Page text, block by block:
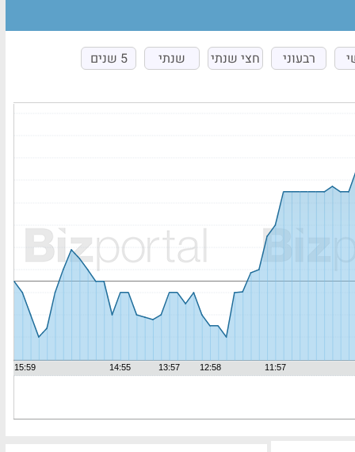
רבעוני חצי שנתי שנתי 5 שנים